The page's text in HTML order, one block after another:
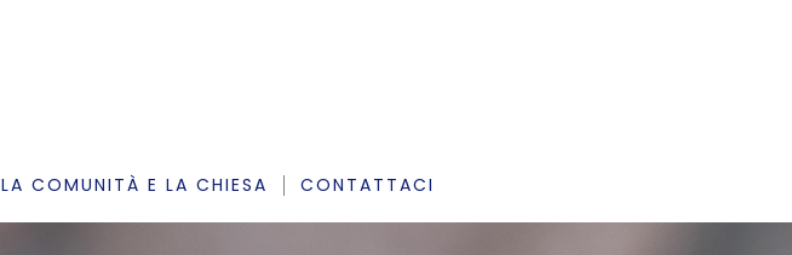
LA COMUNITÀ E LA CHIESA CONTATTACI